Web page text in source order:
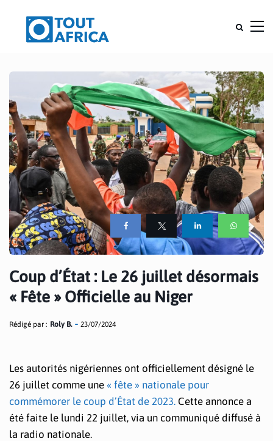
Coup d’État : Le 26 juillet désormais
« Fête » Officielle au Niger
Rédigé par : Roly B. 23/07/2024
Les autorités nigériennes ont officiellement désigné le
26 juillet comme une « fête » nationale pour
commémorer le coup d’État de 2023. Cette annonce a
été faite le lundi 22 juillet, via un communiqué diffusé à
la radio nationale.